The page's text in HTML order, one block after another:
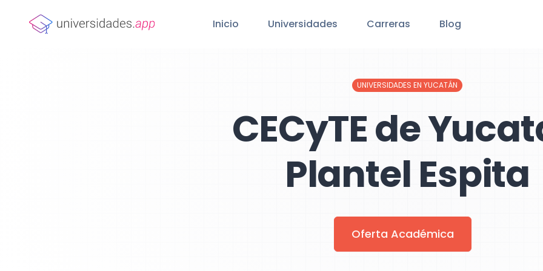
Inicio Universidades Carreras Blog
UNIVERSIDADES EN YUCATÁN
CECyTE de
Plantel Espita
Oferta Académica